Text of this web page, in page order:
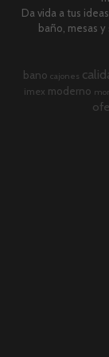
Da vida a tus
baño, mesas
bano cajones
imex moderno